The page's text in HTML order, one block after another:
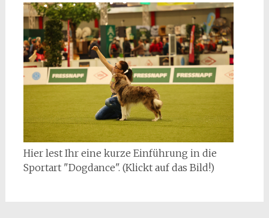
Hier lest Ihr eine kurze Einführung in die
Sportart "Dogdance". (Klickt auf das Bild!)